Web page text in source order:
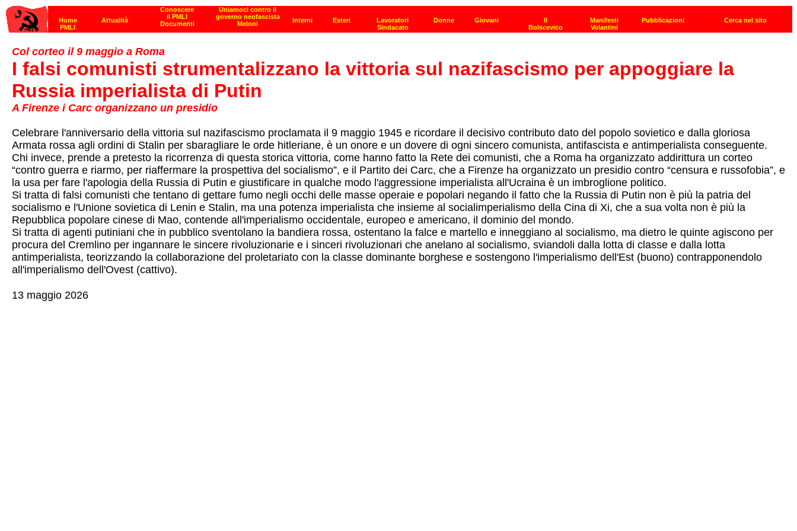
Col corteo il 9 maggio a Roma
I falsi comunisti strumentalizzano la vittoria sul nazifascismo per appoggiare la
Russia imperialista di Putin
A Firenze i Carc organizzano un presidio
Celebrare l'anniversario della vittoria sul nazifascismo proclamata il 9 maggio 1945 e ricordare il decisivo contributo dato del popolo sovietico e dalla gloriosa
Armata rossa agli ordini di Stalin per sbaragliare le orde hitleriane, è un onore e un dovere di ogni sincero comunista, antifascista e antimperialista conseguente.
Chi invece, prende a pretesto la ricorrenza di questa storica vittoria, come hanno fatto la Rete dei comunisti, che a Roma ha organizzato addirittura un corteo
“contro guerra e riarmo, per riaffermare la prospettiva del socialismo”, e il Partito dei Carc, che a Firenze ha organizzato un presidio contro “censura e russofobia”, e
la usa per fare l'apologia della Russia di Putin e giustificare in qualche modo l'aggressione imperialista all'Ucraina è un imbroglione politico.
Si tratta di falsi comunisti che tentano di gettare fumo negli occhi delle masse operaie e popolari negando il fatto che la Russia di Putin non è più la patria del
socialismo e l'Unione sovietica di Lenin e Stalin, ma una potenza imperialista che insieme al socialimperialismo della Cina di Xi, che a sua volta non è più la
Repubblica popolare cinese di Mao, contende all'imperialismo occidentale, europeo e americano, il dominio del mondo.
Si tratta di agenti putiniani che in pubblico sventolano la bandiera rossa, ostentano la falce e martello e inneggiano al socialismo, ma dietro le quinte agiscono per
procura del Cremlino per ingannare le sincere rivoluzionarie e i sinceri rivoluzionari che anelano al socialismo, sviandoli dalla lotta di classe e dalla lotta
antimperialista, teorizzando la collaborazione del proletariato con la classe dominante borghese e sostengono l'imperialismo dell'Est (buono) contrapponendolo
all'imperialismo dell'Ovest (cattivo).
13 maggio 2026